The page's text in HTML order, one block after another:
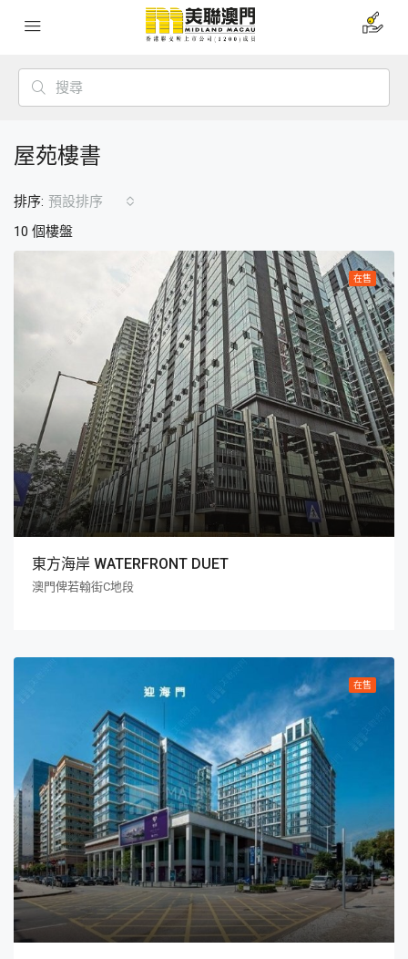
屋苑樓書
10 個樓盤
排序: 預設排序
在售
東方海岸 WATERFRONT DUET
澳門俾若翰街C地段
在售